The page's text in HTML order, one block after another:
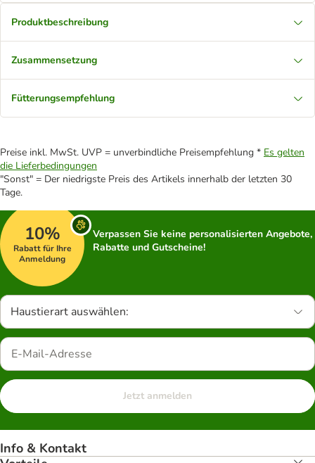
Produktbeschreibung
Zusammensetzung
Fütterungsempfehlung
Preise inkl. MwSt. UVP = unverbindliche Preisempfehlung * Es gelten
die Lieferbedingungen
"Sonst" = Der niedrigste Preis des Artikels innerhalb der letzten 30
Tage.
10%
Rabatt für Ihre
Anmeldung
Verpassen Sie keine personalisierten Angebote,
Rabatte und Gutscheine!
Haustierart auswählen:
Jetzt anmelden
Info & Kontakt